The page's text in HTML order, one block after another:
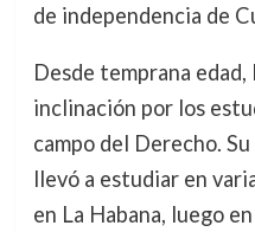
de independencia de
Desde temprana
inclinación por los
campo del Derecho.
llevó a estudiar en
en La Habana, luego